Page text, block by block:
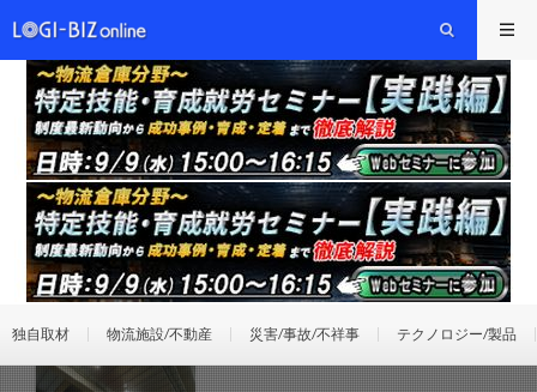
独自取材 物流施設/不動産 災害/事故/不祥事 テクノロジー/製品